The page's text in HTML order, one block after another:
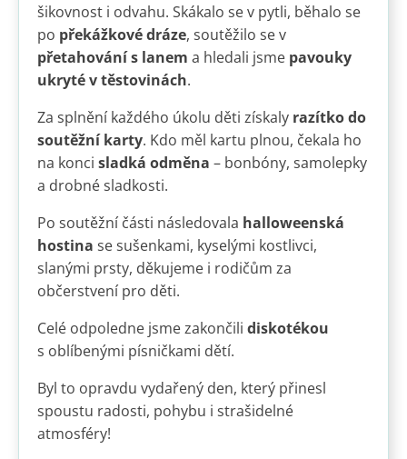
šikovnost i odvahu. Skákalo se v pytli, běhalo se
po překážkové dráze, soutěžilo se v
přetahování s lanem a hledali jsme pavouky
ukryté v těstovinách.
Za splnění každého úkolu děti získaly razítko do
soutěžní karty. Kdo měl kartu plnou, čekala ho
na konci sladká odměna – bonbóny, samolepky
a drobné sladkosti.
Po soutěžní části následovala halloweenská
hostina se sušenkami, kyselými kostlivci,
slanými prsty, děkujeme i rodičům za
občerstvení pro děti.
Celé odpoledne jsme zakončili diskotékou
s oblíbenými písničkami dětí.
Byl to opravdu vydařený den, který přinesl
spoustu radosti, pohybu i strašidelné
atmosféry!